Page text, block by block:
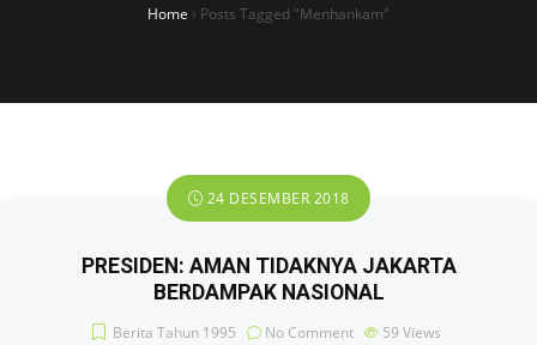
Home › Posts Tagged "Menhankam"
24 DESEMBER 2018
PRESIDEN: AMAN TIDAKNYA JAKARTA
BERDAMPAK NASIONAL
Berita Tahun 1995 No Comment 59 Views